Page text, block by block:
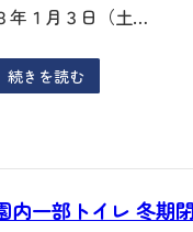
年１月３日（土…
続きを読む
内一部トイレ 冬期